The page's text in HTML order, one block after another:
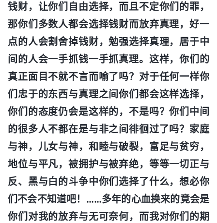
钱财，让你们自由选择，而且不定你们的罪，
那你们多数人都会选择钱财而放弃真理，好一
点的人会割舍掉钱财，勉强选择真理，居于中
间的人会一手抓钱一手抓真理。这样，你们的
真正面目不就不言而喻了吗？对于任何一样你
们忠于的东西与真理之间你们都会这样选择，
你们的态度仍会是这样的，不是吗？你们中间
的很多人不都在是与非之间徘徊过了吗？家庭
与神，儿女与神，和睦与破裂，富足与贫穷，
地位与平凡，被拥护与被弃绝，等等一切正与
反、黑与白的斗争中你们选择了什么，想必你
们不会不知道吧！……多年的心血换来的竟会是
你们对我的放弃与无可奈何，而我对你们的期